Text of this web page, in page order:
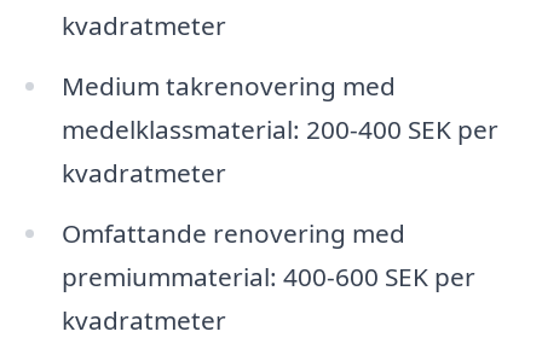
kvadratmeter
Medium takrenovering med
medelklassmaterial: 200-400 SEK per
kvadratmeter
Omfattande renovering med
premiummaterial: 400-600 SEK per
kvadratmeter